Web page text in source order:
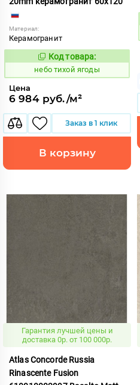
Материал:
Керамогранит
1122124
Код товара:
небо тихой ягоды
Цена
6 984 руб./м²
Заказ в 1 клик
В корзину
Гарантия лучшей цены и
доставка 0р. от 100 000р.
Atlas Concorde Russia
Rinascente Fusion